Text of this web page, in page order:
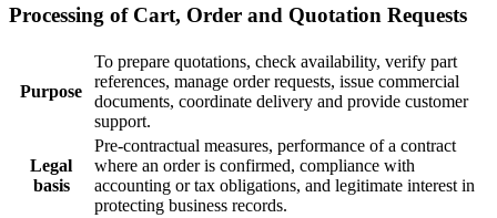
Processing of Cart, Order and Quotation Requests
Purpose
To prepare quotations, check availability, verify part
references, manage order requests, issue commercial
documents, coordinate delivery and provide customer
support.
Legal
basis
Pre-contractual measures, performance of a contract
where an order is confirmed, compliance with
accounting or tax obligations, and legitimate interest in
protecting business records.